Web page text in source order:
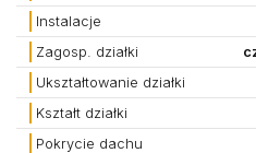
Instalacje
Zagosp. działki
Ukształtowanie działki
Kształt działki
Pokrycie dachu